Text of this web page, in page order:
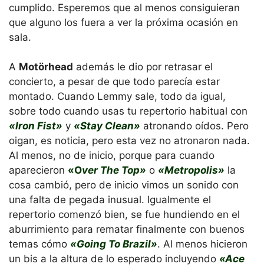
cumplido. Esperemos que al menos consiguieran
que alguno los fuera a ver la próxima ocasión en
sala.
A Motörhead además le dio por retrasar el
concierto, a pesar de que todo parecía estar
montado. Cuando Lemmy sale, todo da igual,
sobre todo cuando usas tu repertorio habitual con
«Iron Fist» y «Stay Clean» atronando oídos. Pero
oigan, es noticia, pero esta vez no atronaron nada.
Al menos, no de inicio, porque para cuando
aparecieron «Over The Top» o «Metropolis» la
cosa cambió, pero de inicio vimos un sonido con
una falta de pegada inusual. Igualmente el
repertorio comenzó bien, se fue hundiendo en el
aburrimiento para rematar finalmente con buenos
temas cómo «Going To Brazil». Al menos hicieron
un bis a la altura de lo esperado incluyendo «Ace